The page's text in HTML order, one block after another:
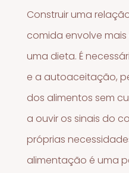
Construir uma
comida envolve
uma dieta. É
e a autoaceitação,
dos alimentos sem
a ouvir os sinais do
próprias
alimentação é uma